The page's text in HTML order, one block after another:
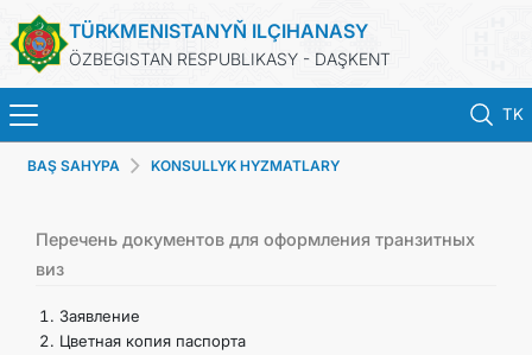
TÜRKMENISTANYŇ ILÇIHANASY
ÖZBEGISTAN RESPUBLIKASY - DAŞKENT
TK
BAŞ SAHYPA
HABARLAR
BAŞ SAHYPA KONSULLYK HYZMATLARY
Перечень документов для оформления транзитных
виз
Заявление
Цветная копия паспорта